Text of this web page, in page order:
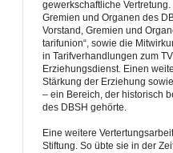
gewerkschaftliche
Gremien und Organen des
Vorstand, Gremien und
tarifunion“, sowie die
in Tarifverhandlungen zum
Erziehungsdienst. Einen
Stärkung der Erziehung
– ein Bereich, der historisch
des DBSH gehörte.
Eine weitere
Stiftung. So übte sie in der